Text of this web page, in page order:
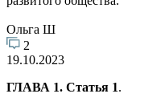
Ольга Ш
2
19.10.2023
ГЛАВА 1. Статья 1.